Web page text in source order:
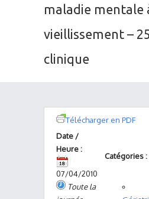
maladie mentale
vieillissement –
clinique
Télécharger en PDF
Date /
Heure :
07/04/2010
Toute la
Catégories :